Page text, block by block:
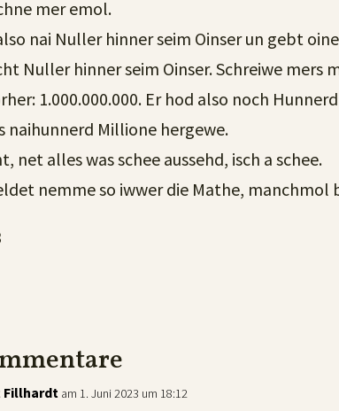
mer emol.
nai Nuller hinner seim Oinser un gebt
Nuller hinner seim Oinser. Schreiwe mers
1.000.000.000. Er hod also noch
naihunnerd Millione hergewe.
net alles was schee aussehd, isch a schee.
nemme so iwwer die Mathe, manchmol
am 1. Juni 2023 um 18:12